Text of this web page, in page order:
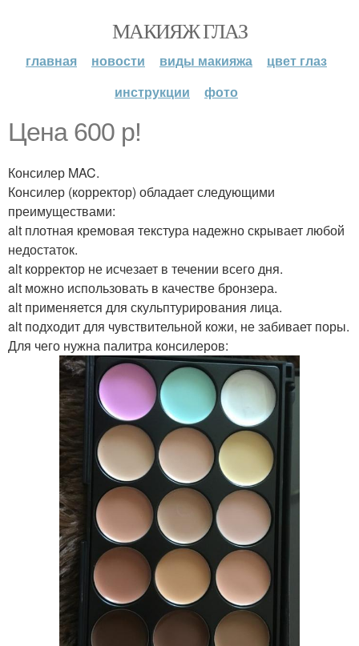
МАКИЯЖ ГЛАЗ
главная новости виды макияжа
цвет глаз
инструкции
фото
Цена 600 р!
Консилер MAC.
Консилер (корректор) обладает следующими
преимуществами:
alt плотная кремовая текстура надежно скрывает любой
недостаток.
alt корректор не исчезает в течении всего дня.
alt можно использовать в качестве бронзера.
alt применяется для скульптурирования лица.
alt подходит для чувствительной кожи, не забивает поры.
Для чего нужна палитра консилеров: